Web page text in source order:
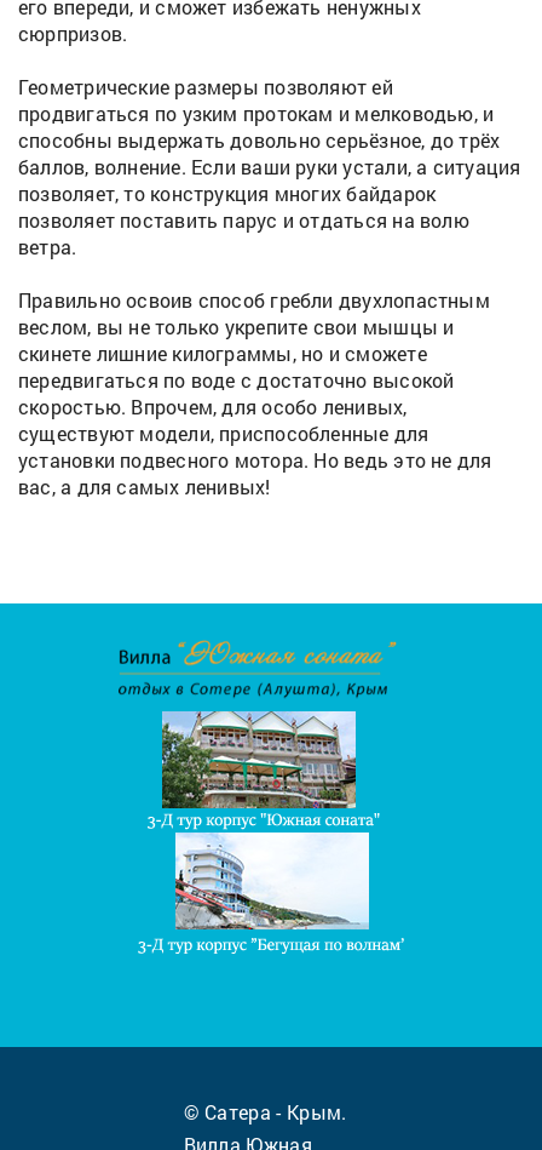
его впереди, и сможет избежать ненужных
сюрпризов.
Геометрические размеры позволяют ей
продвигаться по узким протокам и мелководью, и
способны выдержать довольно серьёзное, до трёх
баллов, волнение. Если ваши руки устали, а ситуация
позволяет, то конструкция многих байдарок
позволяет поставить парус и отдаться на волю
ветра.
Правильно освоив способ гребли двухлопастным
веслом, вы не только укрепите свои мышцы и
скинете лишние килограммы, но и сможете
передвигаться по воде с достаточно высокой
скоростью. Впрочем, для особо ленивых,
существуют модели, приспособленные для
установки подвесного мотора. Но ведь это не для
вас, а для самых ленивых!
© Сатера - Крым.
Вилла Южная